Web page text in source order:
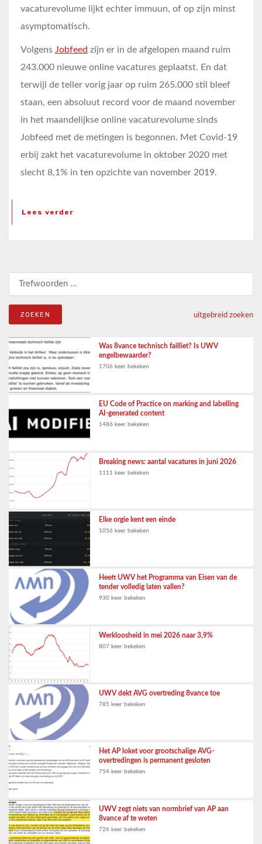
vacaturevolume lijkt echter immuun, of op zijn minst
asymptomatisch.
Volgens Jobfeed zijn er in de afgelopen maand ruim
243.000 nieuwe online vacatures geplaatst. En dat
terwijl de teller vorig jaar op ruim 265.000 stil bleef
staan, een absoluut record voor de maand november
in het maandelijkse online vacaturevolume sinds
Jobfeed met de metingen is begonnen. Met Covid-19
erbij zakt het vacaturevolume in oktober 2020 met
slecht 8,1% in ten opzichte van november 2019.
Lees verder
Zoeken naar:
uitgebreid zoeken
Was 8vance technisch failliet? Is UWV
engelbewaarder?
1706 keer bekeken
EU Code of Practice on marking and labelling
AI-generated content
1486 keer bekeken
Breaking news: aantal vacatures in juni 2026
1111 keer bekeken
Elke orgie kent een einde
1056 keer bekeken
Heeft UWV het Programma van Eisen van de
tender volledig laten vallen?
930 keer bekeken
Werkloosheid in mei 2026 naar 3,9%
807 keer bekeken
UWV dekt AVG overtreding 8vance toe
785 keer bekeken
Het AP loket voor grootschalige AVG-
overtredingen is permanent gesloten
754 keer bekeken
UWV zegt niets van normbrief van AP aan
8vance af te weten
726 keer bekeken